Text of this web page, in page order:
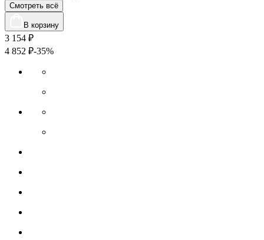
Смотреть всё
В корзину
3 154 ₽
4 852 ₽-35%